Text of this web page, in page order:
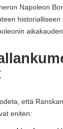
Napoleon
aikakauden.
että
eniten: